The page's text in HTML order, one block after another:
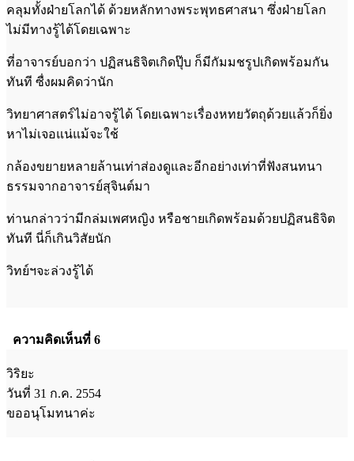
คลุมทั้งฝ่ายโลกได้ ด้วยหลักทางพระพุทธศาสนา ซึ่งฝ่ายโลก
ไม่มีทางรู้ได้โดยเฉพาะ
ที่อาจารย์บอกว่า ปฏิสนธิจิตเกิดปุ๊บ ก็มีกัมมชรูปเกิดพร้อมกัน
ทันที ซื่งผมคิดว่านัก
วิทยาศาสตร์ไม่อาจรู้ได้ โดยเฉพาะเรื่องหทยวัตถุด้วยแล้วก็ยิ่ง
หาไม่เจอแน่แม้จะใช้
กล้องขยายหลายล้านเท่าส่องดูและอีกอย่างเท่าที่ฟังสนทนา
ธรรมจากอาจารย์สุจินต์มา
ท่านกล่าวว่ามีกล่มเพศหญิง หรือชายเกิดพร้อมด้วยปฏิสนธิจิต
ทันที นี่ก็เกินวิสัยนัก
วิทย์ฯจะล่วงรู้ได้
ความคิดเห็นที่ 6
วิริยะ
วันที่ 31 ก.ค. 2554
ขออนุโมทนาค่ะ